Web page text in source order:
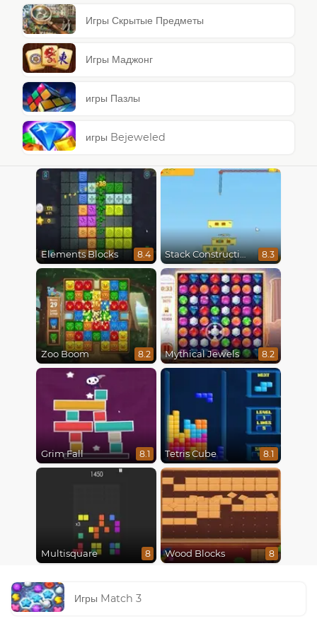
Игры Скрытые Предметы
Игры Маджонг
игры Пазлы
игры Bejeweled
Elements Blocks 8.4 Stack Construction 8.3
Zoo Boom 8.2 Mythical Jewels 8.2
Grim Fall 8.1 Tetris Cube 8.1
Multisquare 8 Wood Blocks 8
Игры Match 3